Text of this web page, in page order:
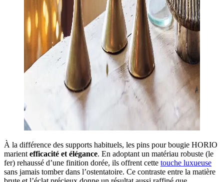
À la différence des supports habituels, les pins pour bougie HORIO
marient efficacité et élégance. En adoptant un matériau robuste (le
fer) rehaussé d’une finition dorée, ils offrent cette touche luxueuse
sans jamais tomber dans l’ostentatoire. Ce contraste entre la matière